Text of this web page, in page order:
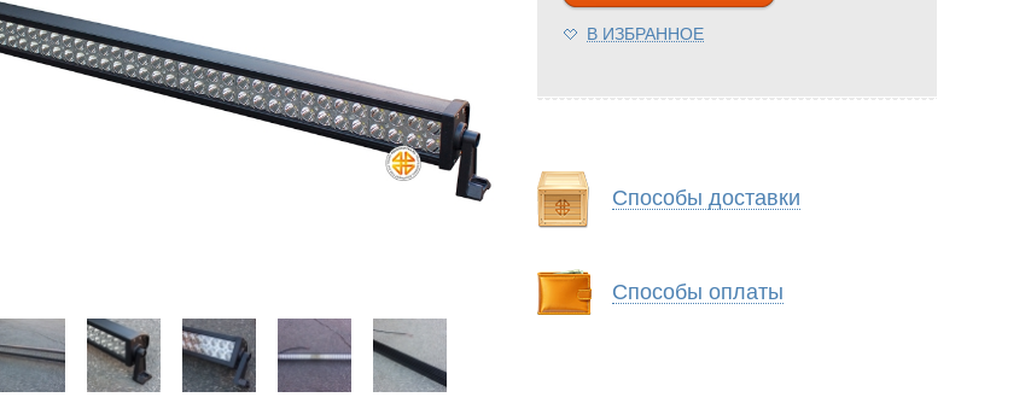
В ИЗБРАННОЕ
Способы доставки
Способы оплаты